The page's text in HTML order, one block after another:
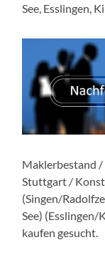
See, Esslingen,
Maklerbestand
Stuttgart /
(Singen/
See)
kaufen gesucht.